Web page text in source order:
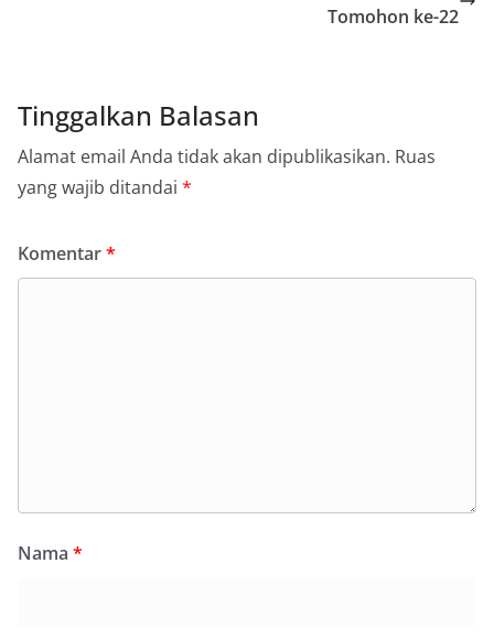
Tomohon ke-22
Tinggalkan Balasan
Alamat email Anda tidak akan dipublikasikan. Ruas
yang wajib ditandai *
Komentar*
Nama *